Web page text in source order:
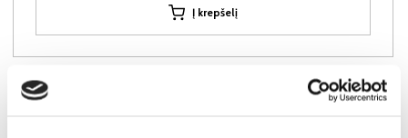
Į krepšelį